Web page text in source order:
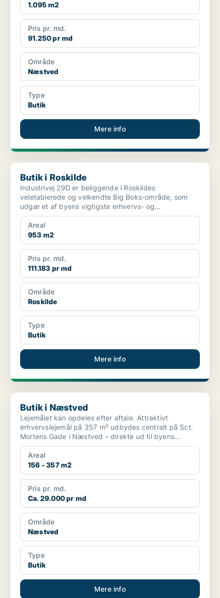
1.095 m2
Pris pr. md.
91.250 pr md
Område
Næstved
Type
Butik
Mere info
Butik i Roskilde
Butik i Roskilde
Industrivej 29D er beliggende i Roskildes
veletablerede og velkendte Big Boks-område, som
udgør et af byens vigtigste erhvervs- og
handelsknudepunkter. -...
Areal
953 m2
Pris pr. md.
111.183 pr md
Område
Roskilde
Type
Butik
Mere info
Butik i Næstved
Butik i Næstved
Lejemålet kan opdeles efter aftale. Attraktivt
erhvervslejemål på 357 m² udbydes centralt på Sct.
Mortens Gade i Næstved – direkte ud til byens
populære c...
Areal
156 - 357 m2
Pris pr. md.
Ca. 29.000 pr md
Område
Næstved
Type
Butik
Mere info